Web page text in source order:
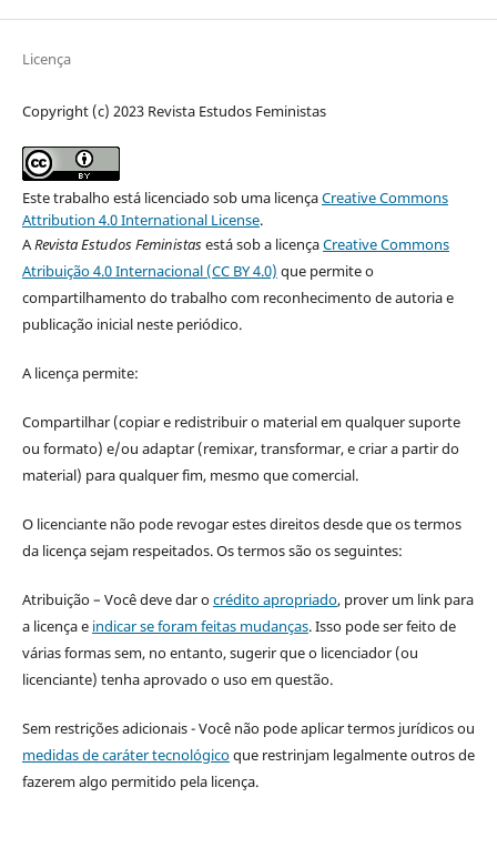
Licença
Copyright (c) 2023 Revista Estudos Feministas
Este trabalho está licenciado sob uma licençaCreative Commons
Attribution 4.0 International License.
ARevista Estudos Feministasestá sob a licençaCreative Commons
Atribuição 4.0 Internacional (CC BY 4.0) que permite o
compartilhamento do trabalho com reconhecimento de autoria e
publicação inicial neste periódico.
A licença permite:
Compartilhar (copiar e redistribuir o material em qualquer suporte
ou formato) e/ou adaptar (remixar, transformar, e criar a partir do
material) para qualquer fim, mesmo que comercial.
O licenciante não pode revogar estes direitos desde que os termos
da licença sejam respeitados. Os termos são os seguintes:
Atribuição – Você deve dar ocrédito apropriado, prover um link para
a licença e indicar se foram feitas mudanças. Isso pode ser feito de
várias formas sem, no entanto, sugerir que o licenciador (ou
licenciante) tenha aprovado o uso em questão.
Sem restrições adicionais - Você não pode aplicar termos jurídicos ou
medidas de caráter tecnológicoque restrinjam legalmente outros de
fazerem algo permitido pela licença.